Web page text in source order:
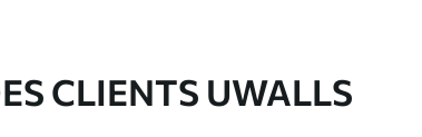
CLIENTS UWALLS